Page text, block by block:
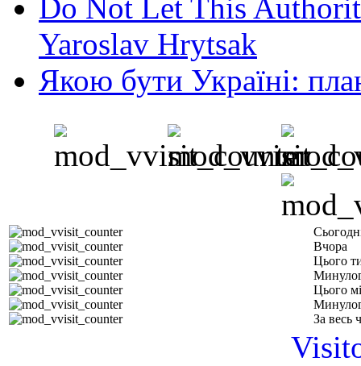
Do Not Let This
Yaroslav Hrytsak
Якою бути Україні:
Вчора
Цього
Цього
За весь